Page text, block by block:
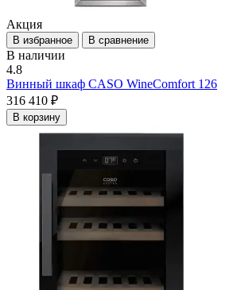
Акция
В избранное В сравнение
В наличии
4.8
Винный шкаф CASO WineComfort 126
316 410 ₽
В корзину